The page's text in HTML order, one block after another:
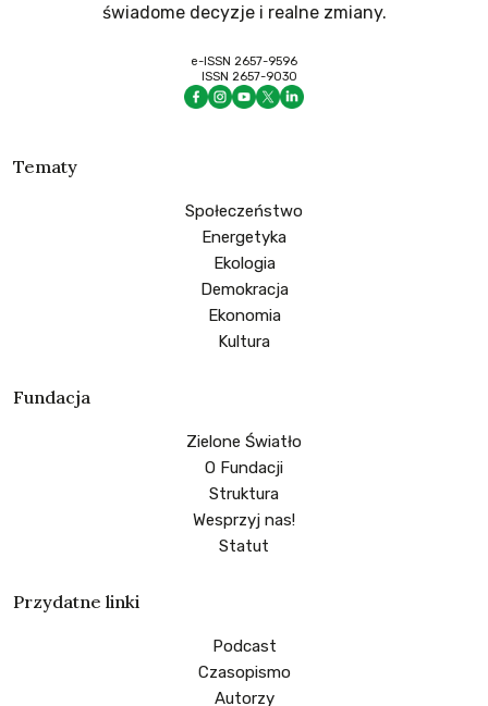
świadome decyzje i realne zmiany.
e-ISSN 2657-9596
ISSN 2657-9030
Tematy
Społeczeństwo
Energetyka
Ekologia
Demokracja
Ekonomia
Kultura
Fundacja
Zielone Światło
O Fundacji
Struktura
Wesprzyj nas!
Statut
Przydatne linki
Podcast
Czasopismo
Autorzy